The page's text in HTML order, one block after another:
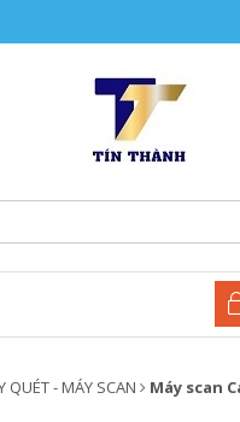
QUÉT - MÁY SCAN Máy scan